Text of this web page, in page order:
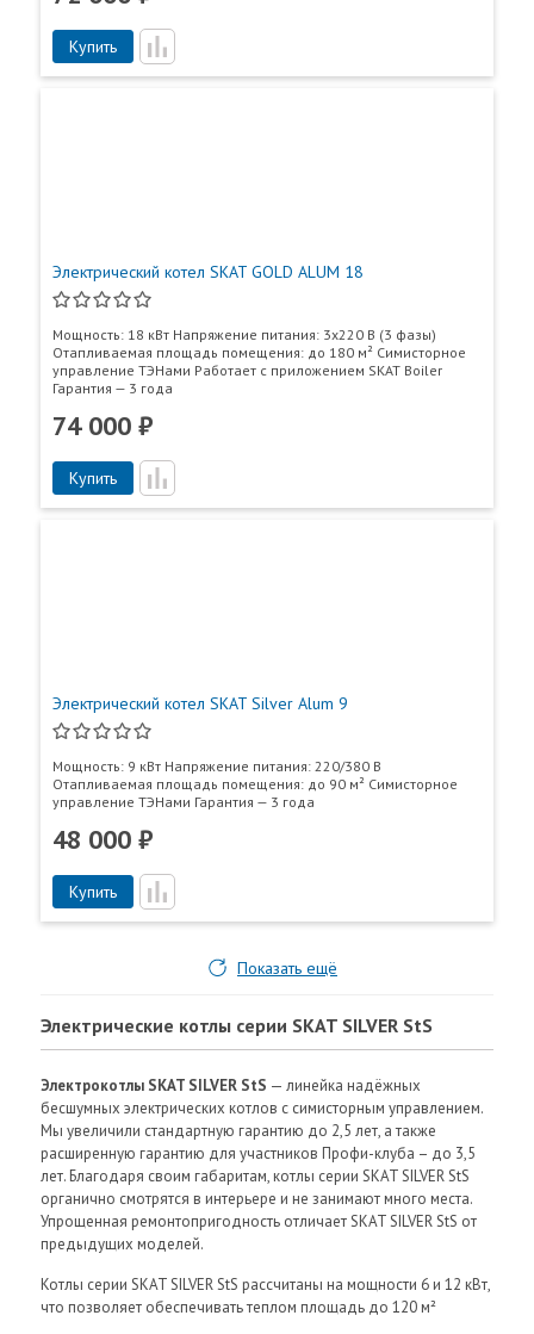
Купить
Электрический котел SKAT GOLD ALUM 18
Мощность: 18 кВт Напряжение питания: 3x220 В (3 фазы)
Отапливаемая площадь помещения: до 180 м² Симисторное
управление ТЭНами Работает с приложением SKAT Boiler
Гарантия — 3 года
74 000 ₽
Купить
Электрический котел SKAT Silver Alum 9
Мощность: 9 кВт Напряжение питания: 220/380 В
Отапливаемая площадь помещения: до 90 м² Симисторное
управление ТЭНами Гарантия — 3 года
48 000 ₽
Купить
Показать ещё
Электрические котлы серии SKAT SILVER StS
Электрокотлы SKAT SILVER StS — линейка надёжных
бесшумных электрических котлов с симисторным управлением.
Мы увеличили стандартную гарантию до 2,5 лет, а также
расширенную гарантию для участников Профи-клуба – до 3,5
лет. Благодаря своим габаритам, котлы серии SKAT SILVER StS
органично смотрятся в интерьере и не занимают много места.
Упрощенная ремонтопригодность отличает SKAT SILVER StS от
предыдущих моделей.
Котлы серии SKAT SILVER StS рассчитаны на мощности 6 и 12 кВт,
что позволяет обеспечивать теплом площадь до 120 м²